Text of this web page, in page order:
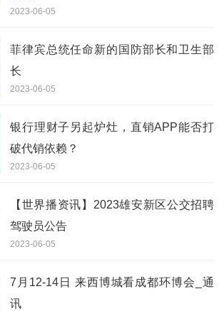
2023-06-05
菲律宾总统任命新的国防部长和卫生部
长
2023-06-05
银行理财子另起炉灶，直销APP能否打
破代销依赖？
2023-06-05
【世界播资讯】2023雄安新区公交招聘
驾驶员公告
2023-06-05
7月12-14日 来西博城看成都环博会_通
讯